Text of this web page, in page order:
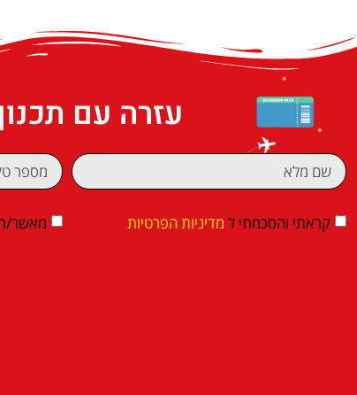
עזרה עם
קראתי והסכמתי ל מדיניות הפרטיות מאשר/ת